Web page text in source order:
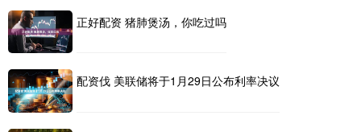
正好配资 猪肺煲汤，你吃过吗
配资伐 美联储将于1月29日公布利率决议